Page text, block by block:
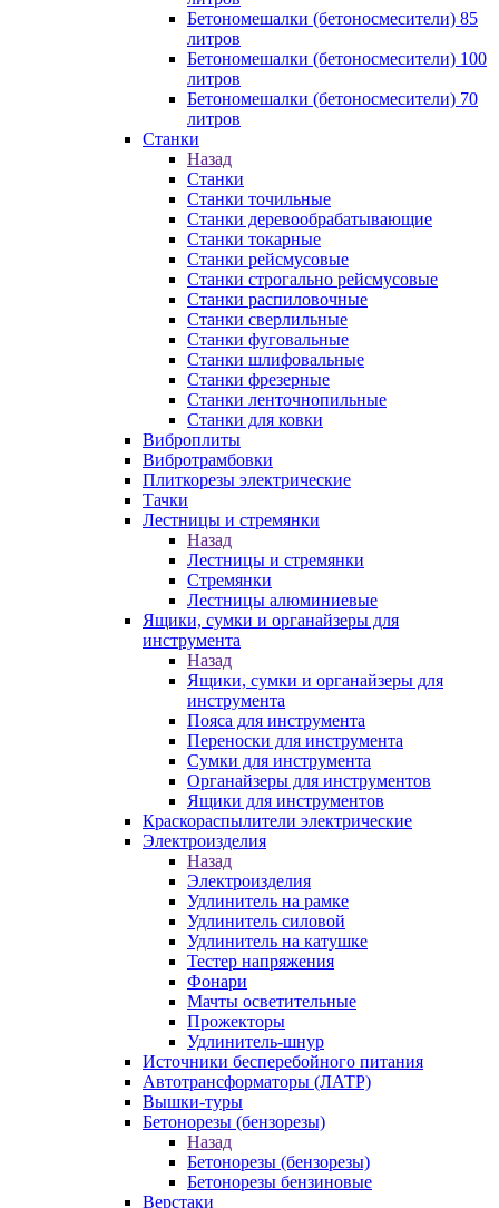
Бетономешалки (бетоносмесители) 85
литров
Бетономешалки (бетоносмесители) 100
литров
Бетономешалки (бетоносмесители) 70
литров
Станки
Назад
Станки
Станки точильные
Станки деревообрабатывающие
Станки токарные
Станки рейсмусовые
Станки строгально рейсмусовые
Станки распиловочные
Станки сверлильные
Станки фуговальные
Станки шлифовальные
Станки фрезерные
Станки ленточнопильные
Станки для ковки
Виброплиты
Вибротрамбовки
Плиткорезы электрические
Тачки
Лестницы и стремянки
Назад
Лестницы и стремянки
Стремянки
Лестницы алюминиевые
Ящики, сумки и органайзеры для
инструмента
Назад
Ящики, сумки и органайзеры для
инструмента
Пояса для инструмента
Переноски для инструмента
Сумки для инструмента
Органайзеры для инструментов
Ящики для инструментов
Краскораспылители электрические
Электроизделия
Назад
Электроизделия
Удлинитель на рамке
Удлинитель силовой
Удлинитель на катушке
Тестер напряжения
Фонари
Мачты осветительные
Прожекторы
Удлинитель-шнур
Источники бесперебойного питания
Автотрансформаторы (ЛАТР)
Вышки-туры
Бетонорезы (бензорезы)
Назад
Бетонорезы (бензорезы)
Бетонорезы бензиновые
Верстаки